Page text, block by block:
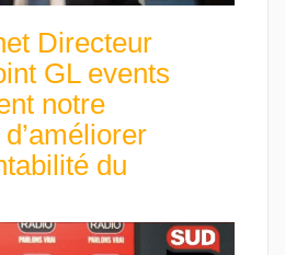
Directeur
GL events
notre
du